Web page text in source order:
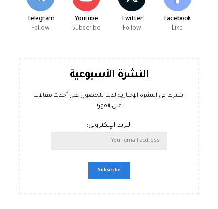
Facebook
Like
Twitter
Follow
Youtube
Subscribe
Telegram
Follow
النشرة الأسبوعية
اشترك في النشرة الإخبارية لدينا للحصول على أحدث مقالاتنا
على الفور!
البريد الإلكتروني: